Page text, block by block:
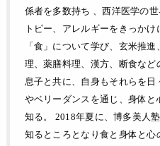
係者を多数持ち 、西洋医学の
トピー、アレルギーをきっか
「食」について学び、玄米推
理、薬膳料理、漢方、断食など
息子と共に、自身もそれらを
やベリーダンスを通じ、身体
知る。 2018年夏に、博多美人
知るところとなり食と身体と